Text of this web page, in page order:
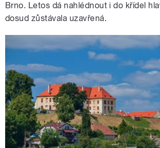
Brno. Letos dá nahlédnout i do křídel
dosud zůstávala uzavřená.